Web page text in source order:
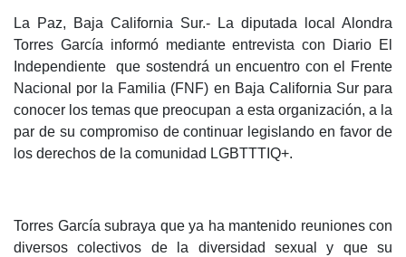
La Paz, Baja California Sur.- La diputada local Alondra
Torres García informó mediante entrevista con Diario El
Independiente que sostendrá un encuentro con el Frente
Nacional por la Familia (FNF) en Baja California Sur para
conocer los temas que preocupan a esta organización, a la
par de su compromiso de continuar legislando en favor de
los derechos de la comunidad LGBTTTIQ+.
Torres García subraya que ya ha mantenido reuniones con
diversos colectivos de la diversidad sexual y que su